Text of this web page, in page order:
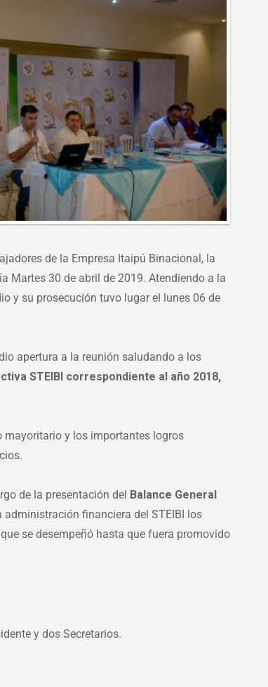
de la Empresa Itaipú Binacional, la
Martes 30 de abril de 2019. Atendiendo a la
y su prosecución tuvo lugar el lunes 06 de
apertura a la reunión saludando a los
STEIBI correspondiente al año 2018,
mayoritario y los importantes logros
de la presentación del Balance General
administración financiera del STEIBI los
se desempeñó hasta que fuera promovido
y dos Secretarios.